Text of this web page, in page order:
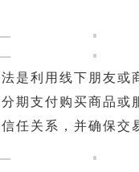
是利用线下朋友
期支付购买商品
任关系，并确保交